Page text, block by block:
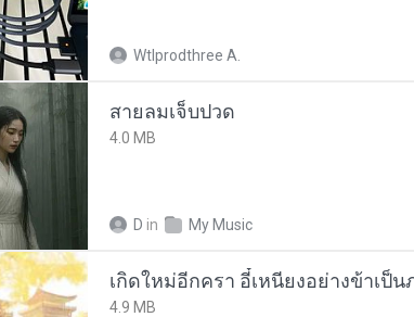
Wtlprodthree A.
สายลมเจ็บปวด
4.0 MB
D in My Music
4.9 MB